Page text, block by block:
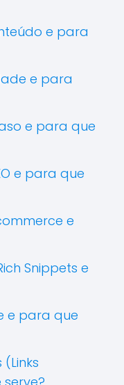
e para
e para
e para que
e para que
e
Snippets e
e para que
(Links